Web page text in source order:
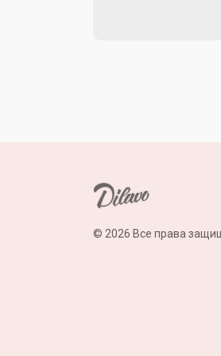
© 2026 Все права